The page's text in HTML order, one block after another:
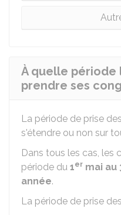
À quelle
prendre ses
La période de prise
s'étendre ou non sur
Dans tous les cas, les
période du 1er mai au
année.
La période de prise